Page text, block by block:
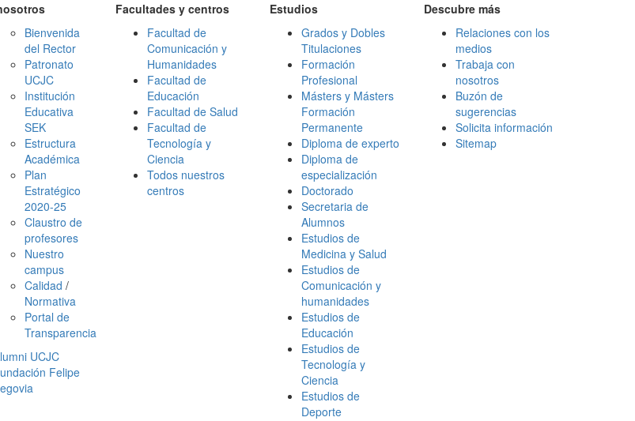
Bienvenida
del Rector
Patronato
UCJC
Institución
Educativa
SEK
Estructura
Académica
Plan
Estratégico
2020-25
Claustro de
profesores
Nuestro
campus
Calidad /
Normativa
Portal de
Transparencia
UCJC
Felipe
Facultades y centros
Facultad de
Comunicación y
Humanidades
Facultad de
Educación
Facultad de Salud
Facultad de
Tecnología y
Ciencia
Todos nuestros
centros
Estudios
Grados y Dobles
Titulaciones
Formación
Profesional
Másters y Másters
Formación
Permanente
Diploma de experto
Diploma de
especialización
Doctorado
Secretaria de
Alumnos
Estudios de
Medicina y Salud
Estudios de
Comunicación y
humanidades
Estudios de
Educación
Estudios de
Tecnología y
Ciencia
Estudios de
Deporte
Descubre más
Relaciones con los
medios
Trabaja con
nosotros
Buzón de
sugerencias
Solicita información
Sitemap